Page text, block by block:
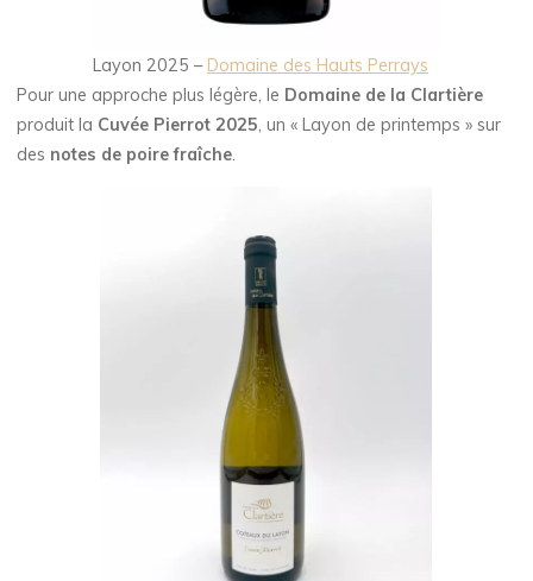
Layon 2025 – Domaine des Hauts Perrays
Pour une approche plus légère, le Domaine de la Clartière
produit la Cuvée Pierrot 2025, un « Layon de printemps » sur
des notes de poire fraîche.